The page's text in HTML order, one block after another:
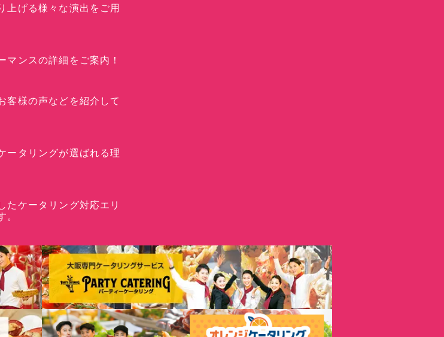
上げる様々な演出をご用
ンスの詳細をご案内！
客様の声などを紹介して
ータリングが選ばれる理
たケータリング対応エリ